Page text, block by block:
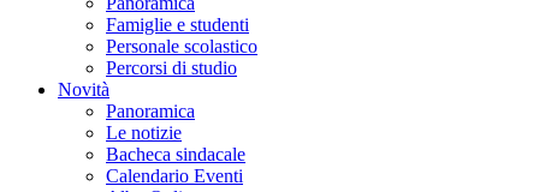
Famiglie e studenti
Personale scolastico
Percorsi di studio
Novità
Panoramica
Le notizie
Bacheca sindacale
Calendario Eventi